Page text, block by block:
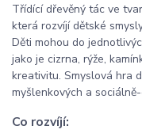
Třídící dřevěný tác ve
která rozvíjí dětské
Děti mohou do
jako je cizrna, rýže,
kreativitu. Smyslová hra
myšlenkových a
Co rozvíjí: